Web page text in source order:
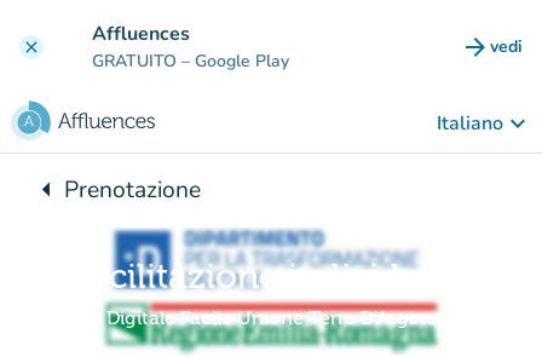
clear Affluences
GRATUITO – Google Play arrow_forward vedi
Italiano keyboard_arrow_down
arrow_leftTorna a:
Prenotazione
Facilitazione individuale
Digitale Facile Unione Terre D'Argine